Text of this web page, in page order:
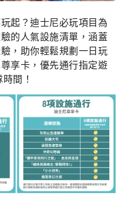
起？迪士尼必玩項目為
的人氣設施清單，涵蓋
，助你輕鬆規劃一日玩
享卡，優先通行指定遊
間！